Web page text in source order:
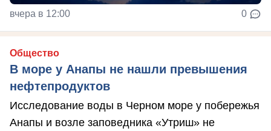
вчера в 12:00 0
Общество
В море у Анапы не нашли превышения
нефтепродуктов
Исследование воды в Черном море у побережья
Анапы и возле заповедника «Утриш» не